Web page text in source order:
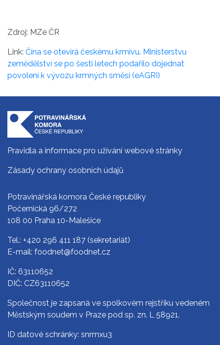
Zdroj: MZe ČR
Link: Čína se otevírá českému krmivu. Ministerstvu
zemědělství se po šesti letech podařilo dojednat
povolení k vývozu krmných směsí (eAGRI)
Pravidla a informace pro užívání webové stránky
Zásady ochrany osobních údajů
Potravinářská komora České republiky
Počernická 96/272
108 00 Praha 10-Malešice
Tel.: +420 296 411 187 (sekretariát)
E-mail: foodnet@foodnet.cz
IČ: 63110652
DIČ: CZ63110652
Společnost je zapsaná ve spolkovém rejstříku vedeném
Městským soudem v Praze pod sp. zn. L 58921.
ID datové schránky: snrmxu3